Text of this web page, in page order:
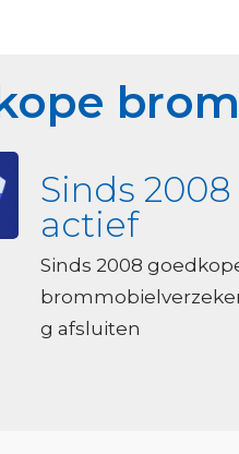
Sinds 2008
actief
Sinds 2008
g afsluiten